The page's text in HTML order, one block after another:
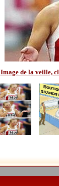
Image de la veille,